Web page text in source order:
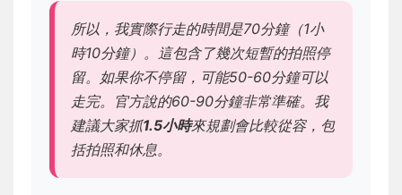
所以，我實際行走的時間是70分鐘（1小
時10分鐘）。這包含了幾次短暫的拍照停
留。如果你不停留，可能50-60分鐘可以
走完。官方說的60-90分鐘非常準確。我
建議大家抓1.5小時來規劃會比較從容，包
括拍照和休息。